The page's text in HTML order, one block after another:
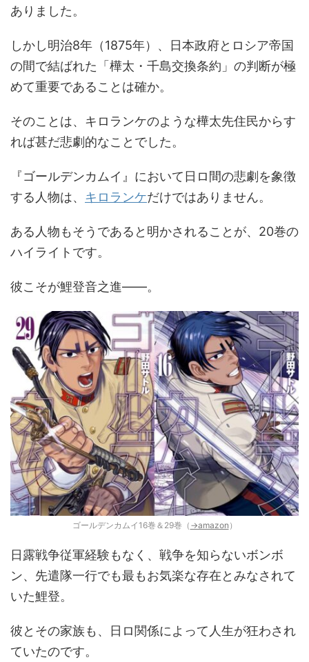
ありました。
しかし明治8年（1875年）、日本政府とロシア帝国
の間で結ばれた「樺太・千島交換条約」の判断が極
めて重要であることは確か。
そのことは、キロランケのような樺太先住民からす
れば甚だ悲劇的なことでした。
『ゴールデンカムイ』において日ロ間の悲劇を象徴
する人物は、 キロランケだけではありません。
ある人物もそうであると明かされることが、20巻の
ハイライトです。
彼こそが鯉登音之進――。
ゴールデンカムイ16巻＆29巻（ →amazon ）
日露戦争従軍経験もなく、戦争を知らないボンボ
ン、先遣隊一行でも最もお気楽な存在とみなされて
いた鯉登。
彼とその家族も、日ロ関係によって人生が狂わされ
ていたのです。